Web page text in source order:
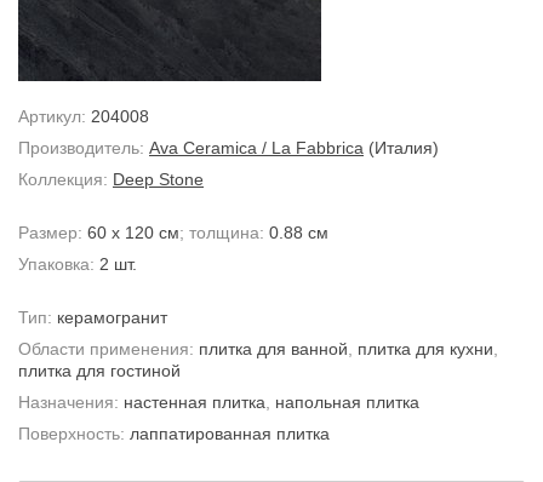
Артикул: 204008
Производитель: Ava Ceramica / La Fabbrica (Италия)
Коллекция: Deep Stone
Размер: 60 x 120 см; толщина: 0.88 см
Упаковка: 2 шт.
Тип: керамогранит
Области применения: плитка для ванной плитка для кухни
плитка для гостиной
Назначения: настенная плитка
напольная плитка
Поверхность: лаппатированная плитка